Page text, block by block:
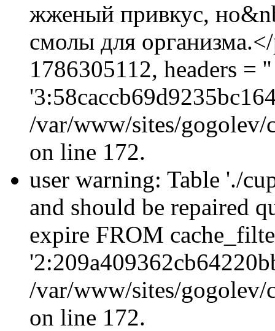
жженый привкус,
смолы для
1786305112, headers =
/var/www/sites/gogolev/
on line 172.
user warning: Table './
and should be repaired
expire FROM
/var/www/sites/gogolev/
on line 172.